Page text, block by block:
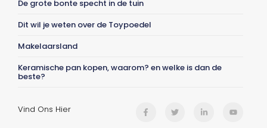
De grote bonte specht in de tuin
Dit wil je weten over de Toypoedel
Makelaarsland
Keramische pan kopen, waarom? en welke is dan de
beste?
Vind Ons Hier